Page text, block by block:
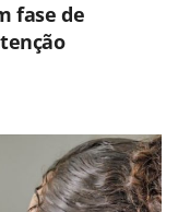
fase de